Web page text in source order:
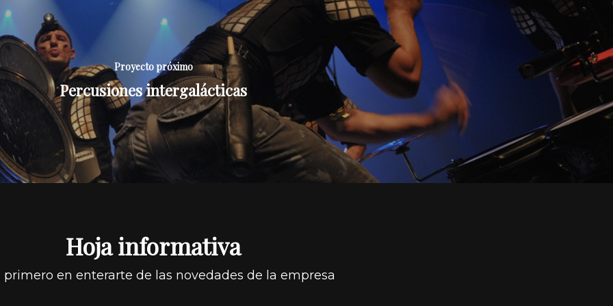
Proyecto próximo
Percusiones intergalácticas
Hoja informativa
primero en enterarte de las novedades de la empresa